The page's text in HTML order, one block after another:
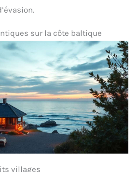
sur la côte baltique
villages